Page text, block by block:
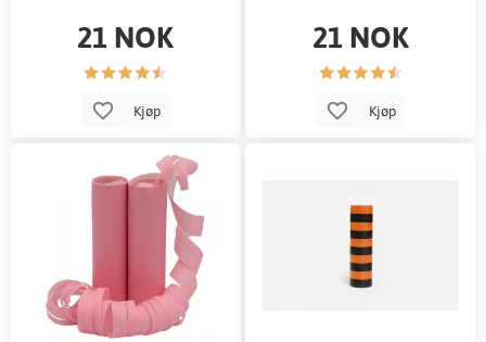
21 NOK
Kjøp
21 NOK
Kjøp